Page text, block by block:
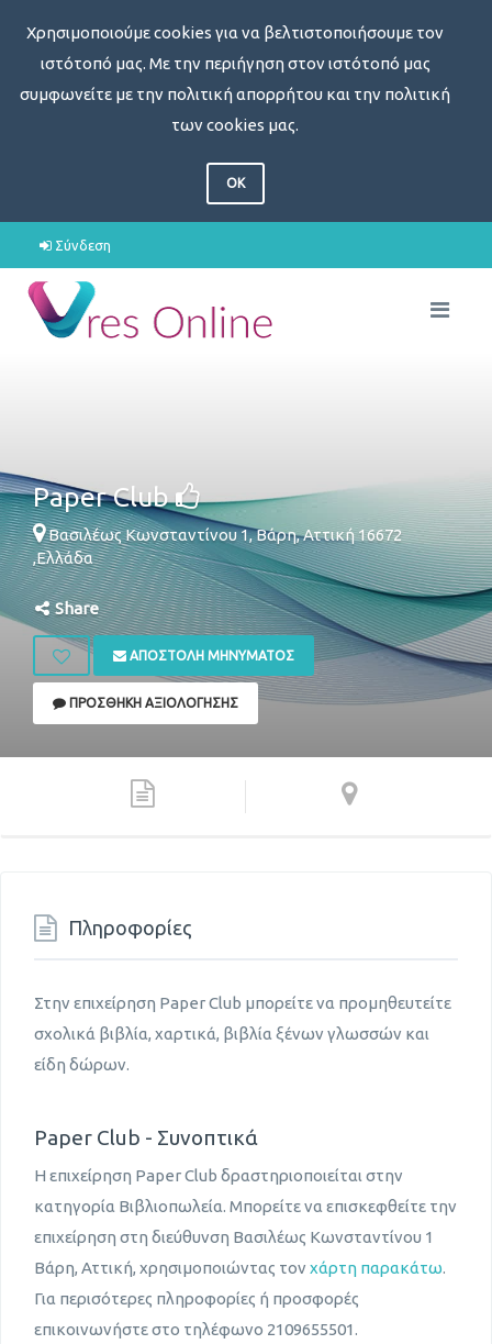
Χρησιμοποιούμε cookies για να βελτιστοποιήσουμε τον
ιστότοπό μας. Με την περιήγηση στον ιστότοπό μας
συμφωνείτε με την πολιτική απορρήτου και την πολιτική
των cookies μας.
OK
Σύνδεση
Paper Club
Βασιλέως Κωνσταντίνου 1,Βάρη,Αττική 16672
,Ελλάδα
Share
ΑΠΟΣΤΟΛΉ ΜΗΝΎΜΑΤΟΣ
ΠΡΟΣΘΉΚΗ ΑΞΙΟΛΌΓΗΣΗΣ
Πληροφορίες
Στην επιχείρηση Paper Club μπορείτε να προμηθευτείτε
σχολικά βιβλία, χαρτικά, βιβλία ξένων γλωσσών και
είδη δώρων.
Paper Club - Συνοπτικά
Η επιχείρηση Paper Club δραστηριοποιείται στην
κατηγορία Βιβλιοπωλεία. Μπορείτε να επισκεφθείτε την
επιχείρηση στη διεύθυνση Βασιλέως Κωνσταντίνου 1
Βάρη, Αττική, χρησιμοποιώντας τον χάρτη παρακάτω.
Για περισότερες πληροφορίες ή προσφορές
επικοινωνήστε στο τηλέφωνο 2109655501.